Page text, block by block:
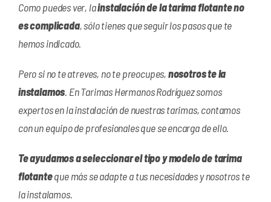
Como puedes ver, lainstalación de la tarima flotante no
es complicada, sólo tienes que seguir los pasos que te
hemos indicado.
Pero si no te atreves, no te preocupes,nosotros te la
instalamos. En Tarimas Hermanos Rodríguez somos
expertos en la instalación de nuestras tarimas, contamos
con un equipo de profesionales que se encarga de ello.
Te ayudamos a seleccionar el tipo y modelo de tarima
flotanteque más se adapte a tus necesidades y nosotros te
la instalamos.